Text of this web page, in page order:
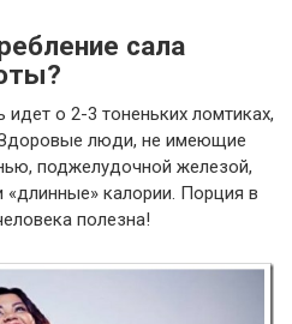
сала
о 2-3 тоненьких ломтиках,
люди, не имеющие
поджелудочной железой,
калории. Порция в
полезна!